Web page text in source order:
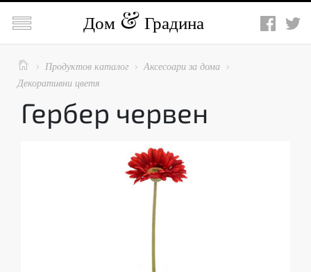
 Дом Градина
  Продуктов каталог  Аксесоари за дома 
Декоративни цветя
Гербер червен